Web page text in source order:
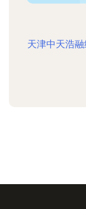
天津中天浩